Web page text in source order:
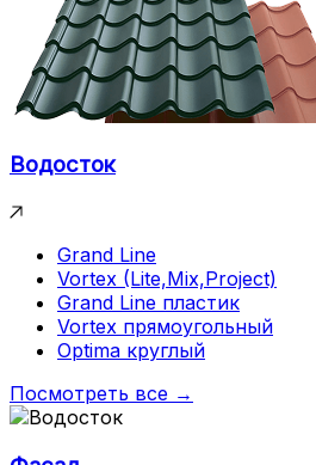
Водосток
Grand Line
Vortex (Lite,Mix,Project)
Grand Line пластик
Vortex прямоугольный
Optima круглый
Посмотреть все →